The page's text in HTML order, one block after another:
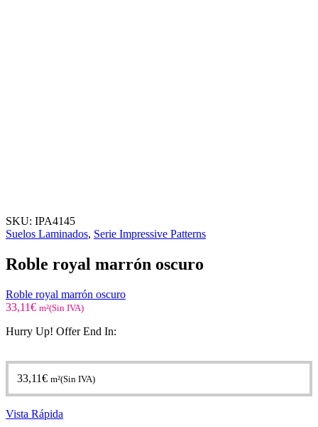
SKU: IPA4145
Suelos Laminados, Serie Impressive Patterns
Roble royal marrón oscuro
Roble royal marrón oscuro
33,11€ m²(Sin IVA)
Hurry Up! Offer End In:
33,11€ m²(Sin IVA)
Vista Rápida